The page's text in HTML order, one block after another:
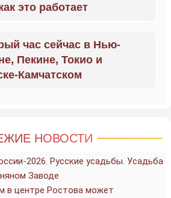
это работает
час сейчас в Нью-
Пекине, Токио и
Камчатском
НОВОСТИ
2026. Русские усадьбы. Усадьба
Заводе
в центре Ростова может